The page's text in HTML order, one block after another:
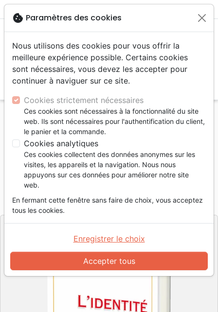
menu
Accueil Livres Apologétique
Sciences
Identité humaine (L') - [collection Terre Nouvelle]
L'identité humaine
[collection Terre Nouvelle]
Dir. éditorial :Micaël Razzano
Référence EXL0359
9782755003598
EditeurExcelsis
cookie Paramètres des cookies
Nous utilisons des cookies pour vous offrir la
meilleure expérience possible. Certains cookies
sont nécessaires, vous devez les accepter pour
continuer à naviguer sur ce site.
Cookies strictement nécessaires
Ces cookies sont nécessaires à la fonctionnalité du site
web. Ils sont nécessaires pour l'authentification du client,
le panier et la commande.
Cookies analytiques
Ces cookies collectent des données anonymes sur les
visites, les appareils et la navigation. Nous nous
appuyons sur ces données pour améliorer notre site
web.
En fermant cette fenêtre sans faire de choix, vous acceptez
tous les cookies.
Accepter tous
Enregistrer le choix